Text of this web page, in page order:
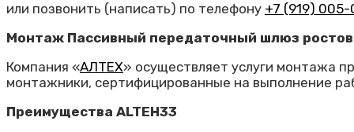
или позвонить (написать) по телефону +7 (919) 005-
Монтаж Пассивный передаточный шлюз
Компания «АЛТЕХ» осуществляет услуги монтажа
монтажники, сертифицированные на выполнение
Преимущества ALTEH33